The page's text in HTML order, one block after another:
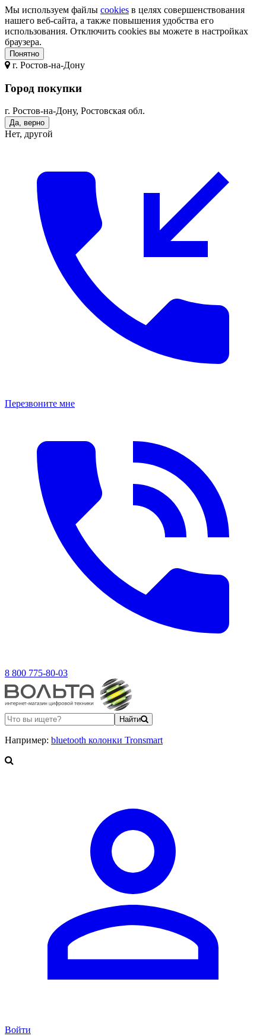
Мы используем файлы cookies в целях совершенствования
нашего веб-сайта, а также повышения удобства его
использования. Отключить cookies вы можете в настройках
браузера.
Понятно
г. Ростов-на-Дону
Город покупки
г. Ростов-на-Дону, Ростовская обл.
Да, верно
Нет, другой
Перезвоните мне
8 800 775-80-03
Найти
Например: bluetooth колонки Tronsmart
Войти